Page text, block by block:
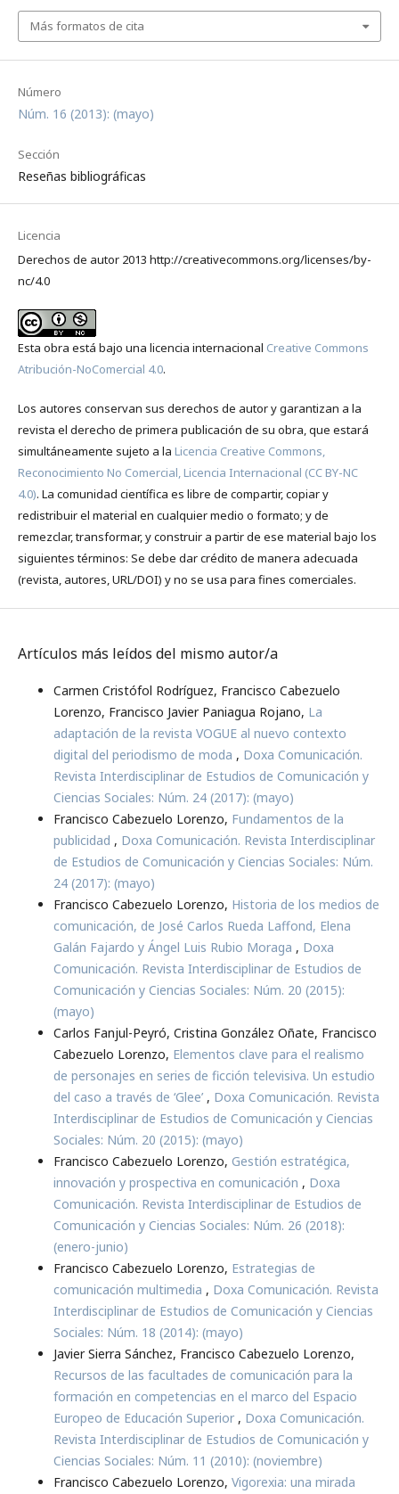
Número
Núm. 16 (2013): (mayo)
Sección
Reseñas bibliográficas
Licencia
Derechos de autor 2013 http://creativecommons.org/licenses/by-
nc/4.0
Esta obra está bajo una licencia internacional Creative Commons
Atribución-NoComercial 4.0.
Los autores conservan sus derechos de autor y garantizan a la
revista el derecho de primera publicación de su obra, que estará
simultáneamente sujeto a la Licencia Creative Commons,
Reconocimiento No Comercial, Licencia Internacional (CC BY-NC
4.0). La comunidad científica es libre de compartir, copiar y
redistribuir el material en cualquier medio o formato; y de
remezclar, transformar, y construir a partir de ese material bajo los
siguientes términos: Se debe dar crédito de manera adecuada
(revista, autores, URL/DOI) y no se usa para fines comerciales.
Más formatos de cita
Artículos más leídos del mismo autor/a
Carmen Cristófol Rodríguez, Francisco Cabezuelo
Lorenzo, Francisco Javier Paniagua Rojano, La
adaptación de la revista VOGUE al nuevo contexto
digital del periodismo de moda , Doxa Comunicación.
Revista Interdisciplinar de Estudios de Comunicación y
Ciencias Sociales: Núm. 24 (2017): (mayo)
Francisco Cabezuelo Lorenzo, Fundamentos de la
publicidad , Doxa Comunicación. Revista Interdisciplinar
de Estudios de Comunicación y Ciencias Sociales: Núm.
24 (2017): (mayo)
Francisco Cabezuelo Lorenzo, Historia de los medios de
comunicación, de José Carlos Rueda Laffond, Elena
Galán Fajardo y Ángel Luis Rubio Moraga , Doxa
Comunicación. Revista Interdisciplinar de Estudios de
Comunicación y Ciencias Sociales: Núm. 20 (2015):
(mayo)
Carlos Fanjul-Peyró, Cristina González Oñate, Francisco
Cabezuelo Lorenzo, Elementos clave para el realismo
de personajes en series de ficción televisiva. Un estudio
del caso a través de ‘Glee’ , Doxa Comunicación. Revista
Interdisciplinar de Estudios de Comunicación y Ciencias
Sociales: Núm. 20 (2015): (mayo)
Francisco Cabezuelo Lorenzo, Gestión estratégica,
innovación y prospectiva en comunicación , Doxa
Comunicación. Revista Interdisciplinar de Estudios de
Comunicación y Ciencias Sociales: Núm. 26 (2018):
(enero-junio)
Francisco Cabezuelo Lorenzo, Estrategias de
comunicación multimedia , Doxa Comunicación. Revista
Interdisciplinar de Estudios de Comunicación y Ciencias
Sociales: Núm. 18 (2014): (mayo)
Javier Sierra Sánchez, Francisco Cabezuelo Lorenzo,
Recursos de las facultades de comunicación para la
formación en competencias en el marco del Espacio
Europeo de Educación Superior , Doxa Comunicación.
Revista Interdisciplinar de Estudios de Comunicación y
Ciencias Sociales: Núm. 11 (2010): (noviembre)
Francisco Cabezuelo Lorenzo, Vigorexia: una mirada